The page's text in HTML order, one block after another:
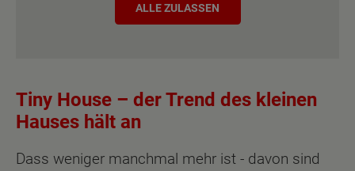
ALLE ZULASSEN
Tiny House – der Trend des kleinen
Hauses hält an
Dass weniger manchmal mehr ist - davon sind